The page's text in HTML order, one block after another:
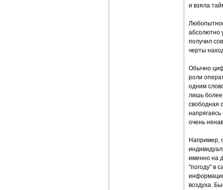
и взяла
абсолютно
получил
черты
Обычно
роли
одним
лишь более
свободная
очень
Например,
именно на
"погоду" в
воздуха.